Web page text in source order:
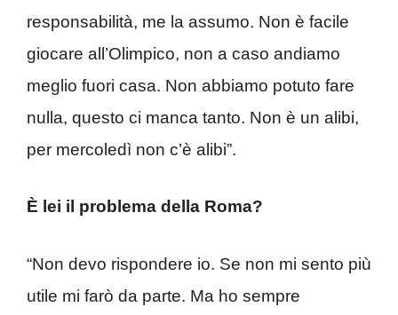
responsabilità, me la assumo. Non è facile
giocare all’Olimpico, non a caso andiamo
meglio fuori casa. Non abbiamo potuto fare
nulla, questo ci manca tanto. Non è un alibi,
per mercoledì non c’è alibi”.
È lei il problema della Roma?
“Non devo rispondere io. Se non mi sento più
utile mi farò da parte. Ma ho sempre